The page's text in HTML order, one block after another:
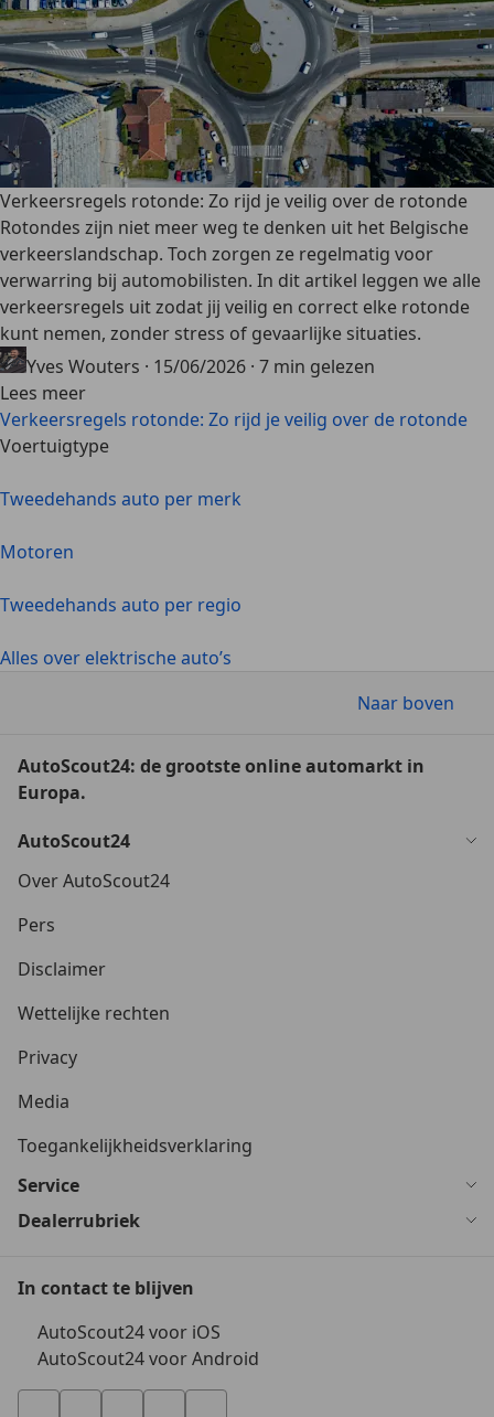
Verkeersregels rotonde: Zo rijd je veilig over de rotonde
Rotondes zijn niet meer weg te denken uit het Belgische
verkeerslandschap. Toch zorgen ze regelmatig voor
verwarring bij automobilisten. In dit artikel leggen we alle
verkeersregels uit zodat jij veilig en correct elke rotonde
kunt nemen, zonder stress of gevaarlijke situaties.
Yves Wouters · 15/06/2026 · 7 min gelezen
Lees meer
Verkeersregels rotonde: Zo rijd je veilig over de rotonde
Voertuigtype
Tweedehands auto per merk
Motoren
Tweedehands auto per regio
Alles over elektrische auto’s
Naar boven
AutoScout24: de grootste online automarkt in
Europa.
AutoScout24
Over AutoScout24
Pers
Disclaimer
Wettelijke rechten
Privacy
Media
Toegankelijkheidsverklaring
Service
Dealerrubriek
In contact te blijven
AutoScout24 voor iOS
AutoScout24 voor Android